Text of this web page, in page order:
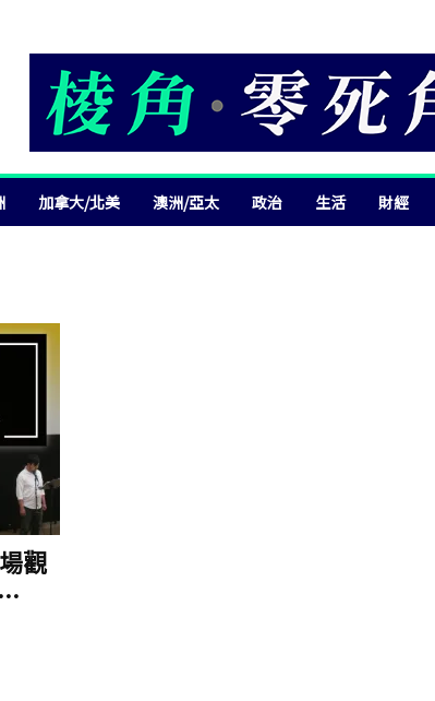
加拿大/北美 澳洲/亞太 政治 生活 財經
觀